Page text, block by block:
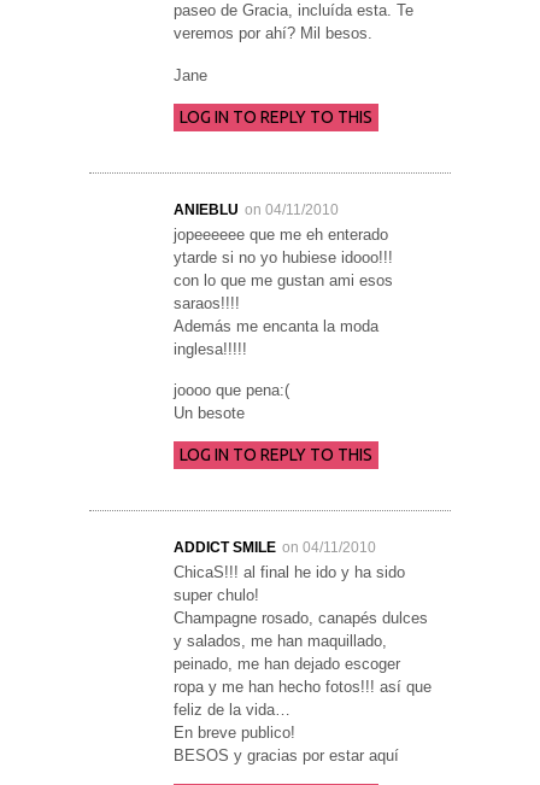
paseo de Gracia, incluída esta. Te
veremos por ahí? Mil besos.
Jane
LOG IN TO REPLY TO THIS
ANIEBLU on 04/11/2010
jopeeeeee que me eh enterado
ytarde si no yo hubiese idooo!!!
con lo que me gustan ami esos
saraos!!!!
Además me encanta la moda
inglesa!!!!!
joooo que pena:(
Un besote
LOG IN TO REPLY TO THIS
ADDICT SMILE on 04/11/2010
ChicaS!!! al final he ido y ha sido
super chulo!
Champagne rosado, canapés dulces
y salados, me han maquillado,
peinado, me han dejado escoger
ropa y me han hecho fotos!!! así que
feliz de la vida…
En breve publico!
BESOS y gracias por estar aquí